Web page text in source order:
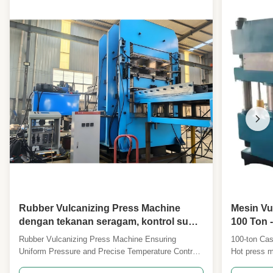
Rubber Vulcanizing Press Machine
dengan tekanan seragam, kontrol suhu
yang tepat dan kontrol PLC untuk
manufaktur karet
Rubber Vulcanizing Press Machine Ensuring
Uniform Pressure and Precise Temperature Control
Mesin
100 Ton
Untuk
Kolom
100-ton
Hot press